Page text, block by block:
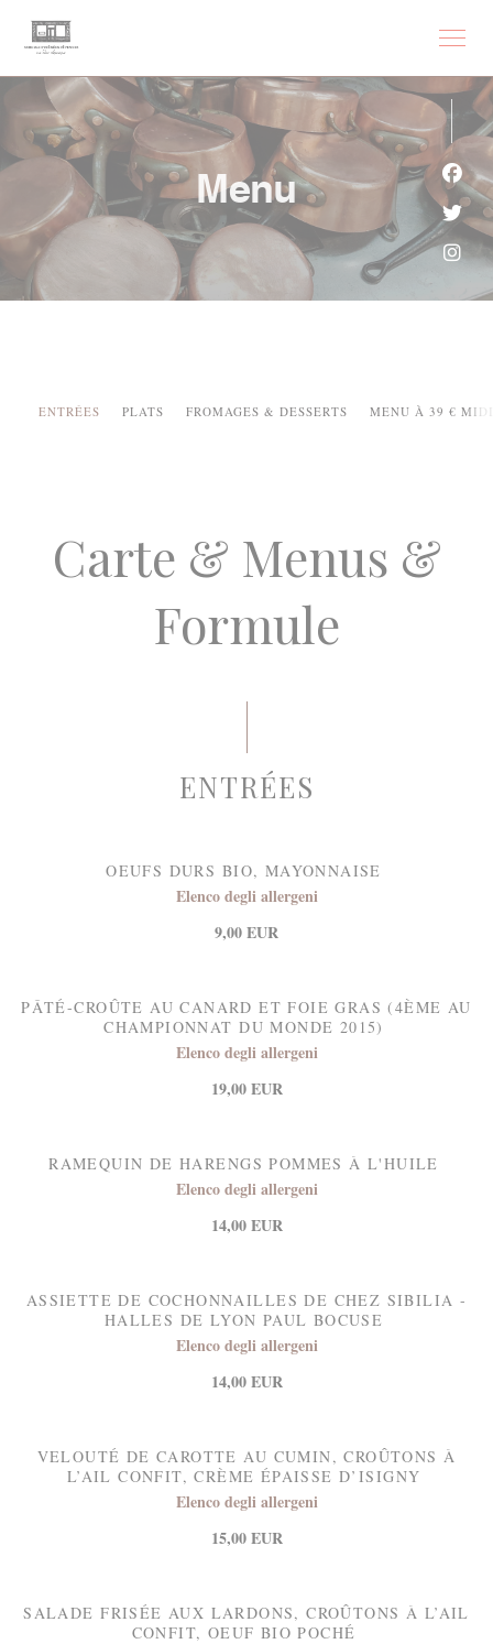
Menu
ENTRÉES PLATS FROMAGES & DESSERTS MENU À 39 €
Carte & Menus &
Formule
ENTRÉES
OEUFS DURS BIO, MAYONNAISE
Elenco degli allergeni
9,00 EUR
PÂTÉ-CROÛTE AU CANARD ET FOIE GRAS (4ÈME AU
CHAMPIONNAT DU MONDE 2015)
Elenco degli allergeni
19,00 EUR
RAMEQUIN DE HARENGS POMMES À L'HUILE
Elenco degli allergeni
14,00 EUR
ASSIETTE DE COCHONNAILLES DE CHEZ SIBILIA -
HALLES DE LYON PAUL BOCUSE
Elenco degli allergeni
14,00 EUR
VELOUTÉ DE CAROTTE AU CUMIN, CROÛTONS À
L’AIL CONFIT, CRÈME ÉPAISSE D’ISIGNY
Elenco degli allergeni
15,00 EUR
SALADE FRISÉE AUX LARDONS, CROÛTONS À L’AIL
CONFIT, OEUF BIO POCHÉ